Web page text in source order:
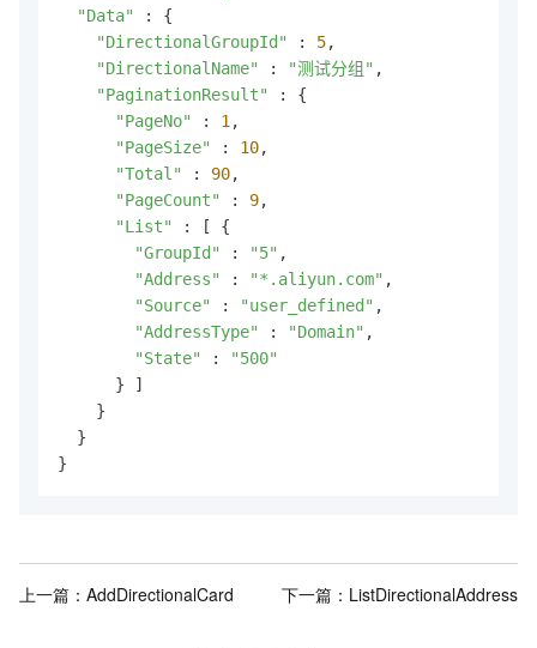
"Data"
: {
"DirectionalGroupId"
: 5,
"DirectionalName"
: "测试分组" ,
"PaginationResult"
: {
"PageNo"
: 1 ,
"PageSize"
: 10,
"Total"
: 90,
"PageCount"
: 9,
"List"
: [ {
"GroupId"
: "5" ,
"Address"
: "*.aliyun.com" ,
"Source"
: "user_defined" ,
"AddressType"
: "Domain" ,
"State"
:
"500"
      } ]
    }
  }
}
上一篇： AddDirectionalCard 下一篇： ListDirectionalAddress